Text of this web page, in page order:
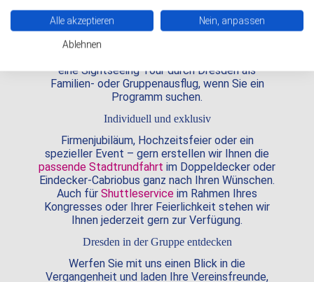
Umgebung der sächsischen Landeshauptstadt
entdecken und erleben können. UnsereGroße
Stadtrundfahrt live
eine Sightseeing Tour durch Dresden als
Familien- oder Gruppenausflug, wenn Sie ein
Programm suchen.
Individuell und exklusiv
Firmenjubiläum, Hochzeitsfeier oder ein
spezieller Event – gern erstellen wir Ihnen die
passende Stadtrundfahrt im Doppeldecker oder
Eindecker-Cabriobus ganz nach Ihren Wünschen.
Auch für Shuttleservice im Rahmen Ihres
Kongresses oder Ihrer Feierlichkeit stehen wir
Ihnen jederzeit gern zur Verfügung.
Dresden in der Gruppe entdecken
Werfen Sie mit uns einen Blick in die
Vergangenheit und laden Ihre Vereinsfreunde,
Alle akzeptieren Nein, anpassen
Ablehnen